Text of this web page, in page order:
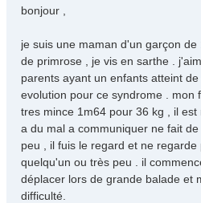
s
g
e
bonjour ,
je suis une maman d'un garçon
de primrose , je vis en sarthe .
parents ayant un enfants atteint
evolution pour ce syndrome . mon
tres mince 1m64 pour 36 kg , il
a du mal a communiquer ne fait
peu , il fuis le regard et ne regarde
quelqu'un ou très peu . il
déplacer lors de grande balade et
difficulté.